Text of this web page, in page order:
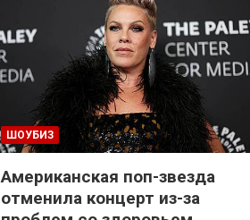
ШОУБИЗ
Американская поп-звезда
отменила концерт из-за